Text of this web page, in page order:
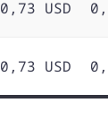
0,73 USD
0,73 USD